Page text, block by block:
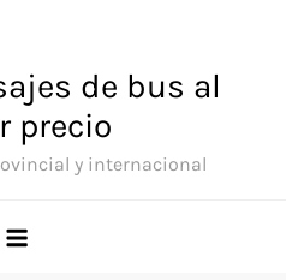
de bus al
precio
y internacional